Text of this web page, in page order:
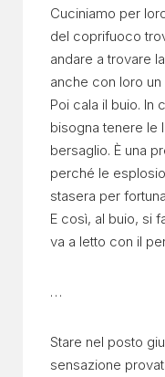
Cuciniamo per
del coprifuoco
andare a trovare
anche con loro un
Poi cala il buio. In
bisogna tenere le
bersaglio. È una
perché le
stasera per
E così, al buio, si
va a letto con il
…
Stare nel posto
sensazione